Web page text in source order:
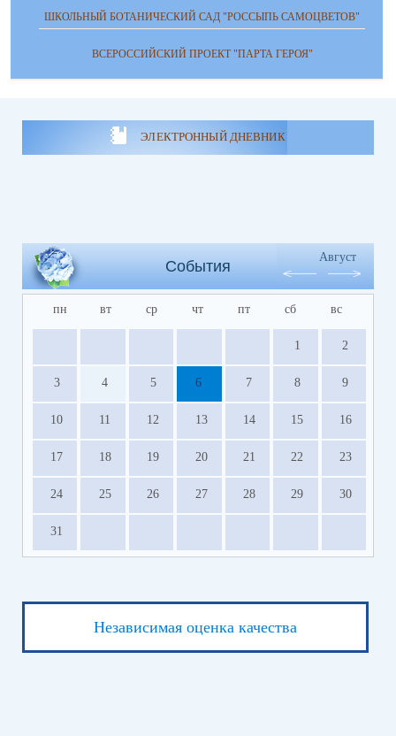
ШКОЛЬНЫЙ БОТАНИЧЕСКИЙ САД "РОССЫПЬ САМОЦВЕТОВ"
ВСЕРОССИЙСКИЙ ПРОЕКТ "ПАРТА ГЕРОЯ"
ЭЛЕКТРОННЫЙ ДНЕВНИК
События
Август
пн вт ср чт пт сб вс
1 2
3 4 5 6 7 8 9
10 11 12 13 14 15 16
17 18 19 20 21 22 23
24 25 26 27 28 29 30
31
Независимая оценка качества